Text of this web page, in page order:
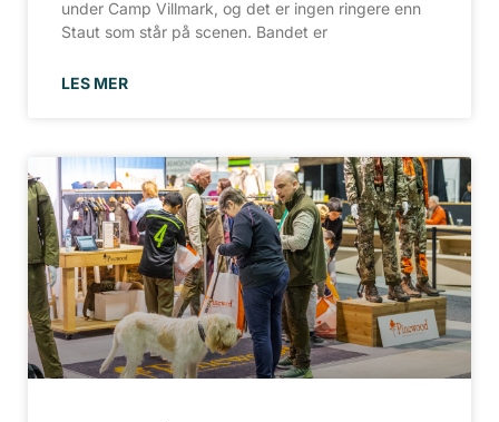
under Camp Villmark, og det er ingen ringere enn
Staut som står på scenen. Bandet er
LES MER